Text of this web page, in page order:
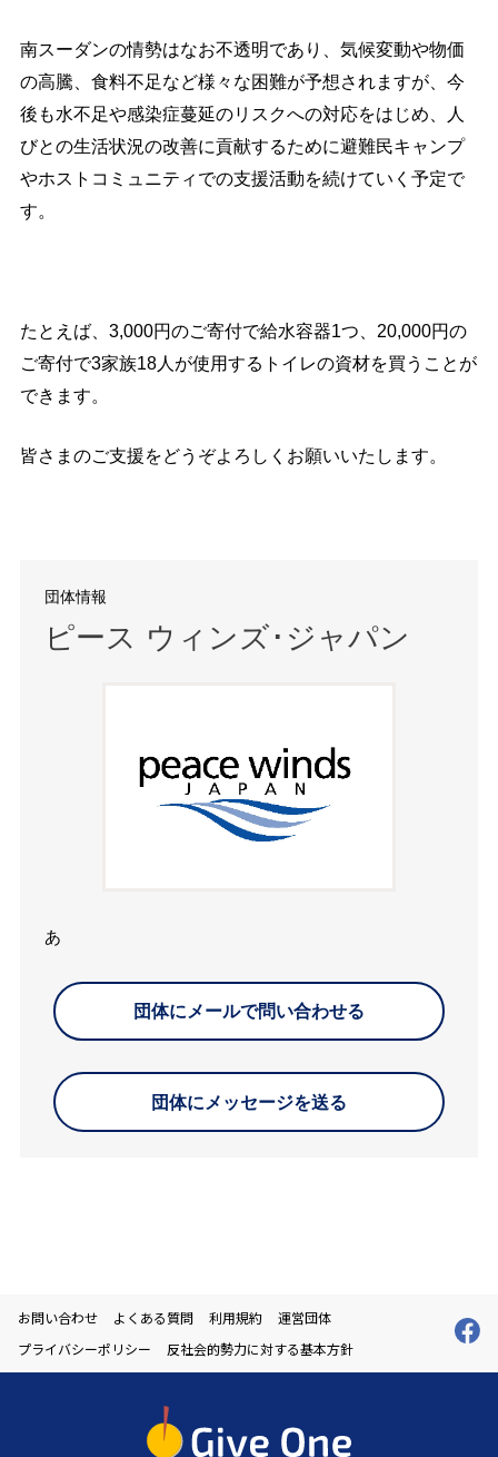
南スーダンの情勢はなお不透明であり、気候変動や物価
の高騰、食料不足など様々な困難が予想されますが、今
後も水不足や感染症蔓延のリスクへの対応をはじめ、人
びとの生活状況の改善に貢献するために避難民キャンプ
やホストコミュニティでの支援活動を続けていく予定で
す。
たとえば、 3,000円のご寄付で給水容器1つ、 20,000円の
ご寄付で3家族18人が使用するトイレの資材を買うことが
できます。
皆さまのご支援をどうぞよろしくお願いいたします。
団体情報
ピース ウィンズ･ジャパン
あ
団体にメールで問い合わせる
団体にメッセージを送る
お問い合わせ よくある質問 利用規約
運営団体
プライバシーポリシー
反社会的勢力に対する基本方針